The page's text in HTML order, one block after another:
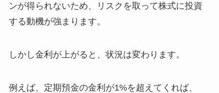
ンが得られないため、リスクを取って株式に投資
する動機が強まります。
しかし金利が上がると、状況は変わります。
例えば、定期預金の金利が1%を超えてくれば、